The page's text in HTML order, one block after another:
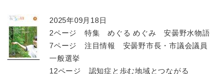
2025年09月18日
2ページ 特集 めぐる めぐみ 安曇野水物語
7ページ 注目情報 安曇野市長・市議会議員
一般選挙
12ページ 認知症と歩む地域とつながる